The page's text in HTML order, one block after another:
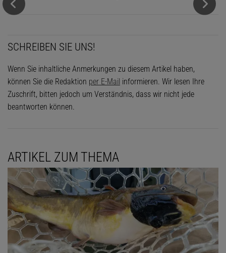
SCHREIBEN SIE UNS!
Wenn Sie inhaltliche Anmerkungen zu diesem Artikel haben,
können Sie die Redaktion per E-Mail informieren. Wir lesen Ihre
Zuschrift, bitten jedoch um Verständnis, dass wir nicht jede
beantworten können.
ARTIKEL ZUM THEMA